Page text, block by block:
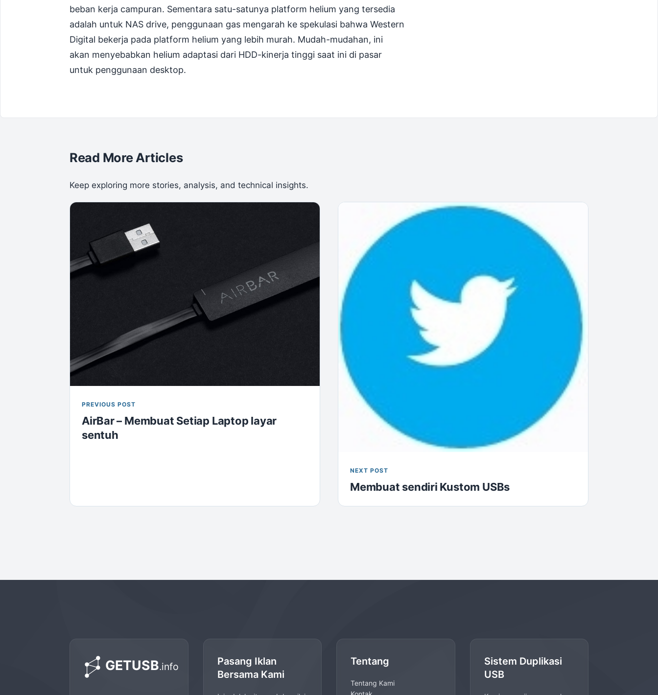
beban kerja campuran. Sementara satu-satunya platform helium yang tersedia
adalah untuk NAS drive, penggunaan gas mengarah ke spekulasi bahwa Western
Digital bekerja pada platform helium yang lebih murah. Mudah-mudahan, ini
akan menyebabkan helium adaptasi dari HDD-kinerja tinggi saat ini di pasar
untuk penggunaan desktop.
Read More Articles
Keep exploring more stories, analysis, and technical insights.
PREVIOUS POST
AirBar – Membuat Setiap Laptop layar
sentuh
NEXT POST
Membuat sendiri Kustom USBs
Pasang Iklan
Bersama Kami
Tentang
Tentang Kami
Sistem Duplikasi
USB